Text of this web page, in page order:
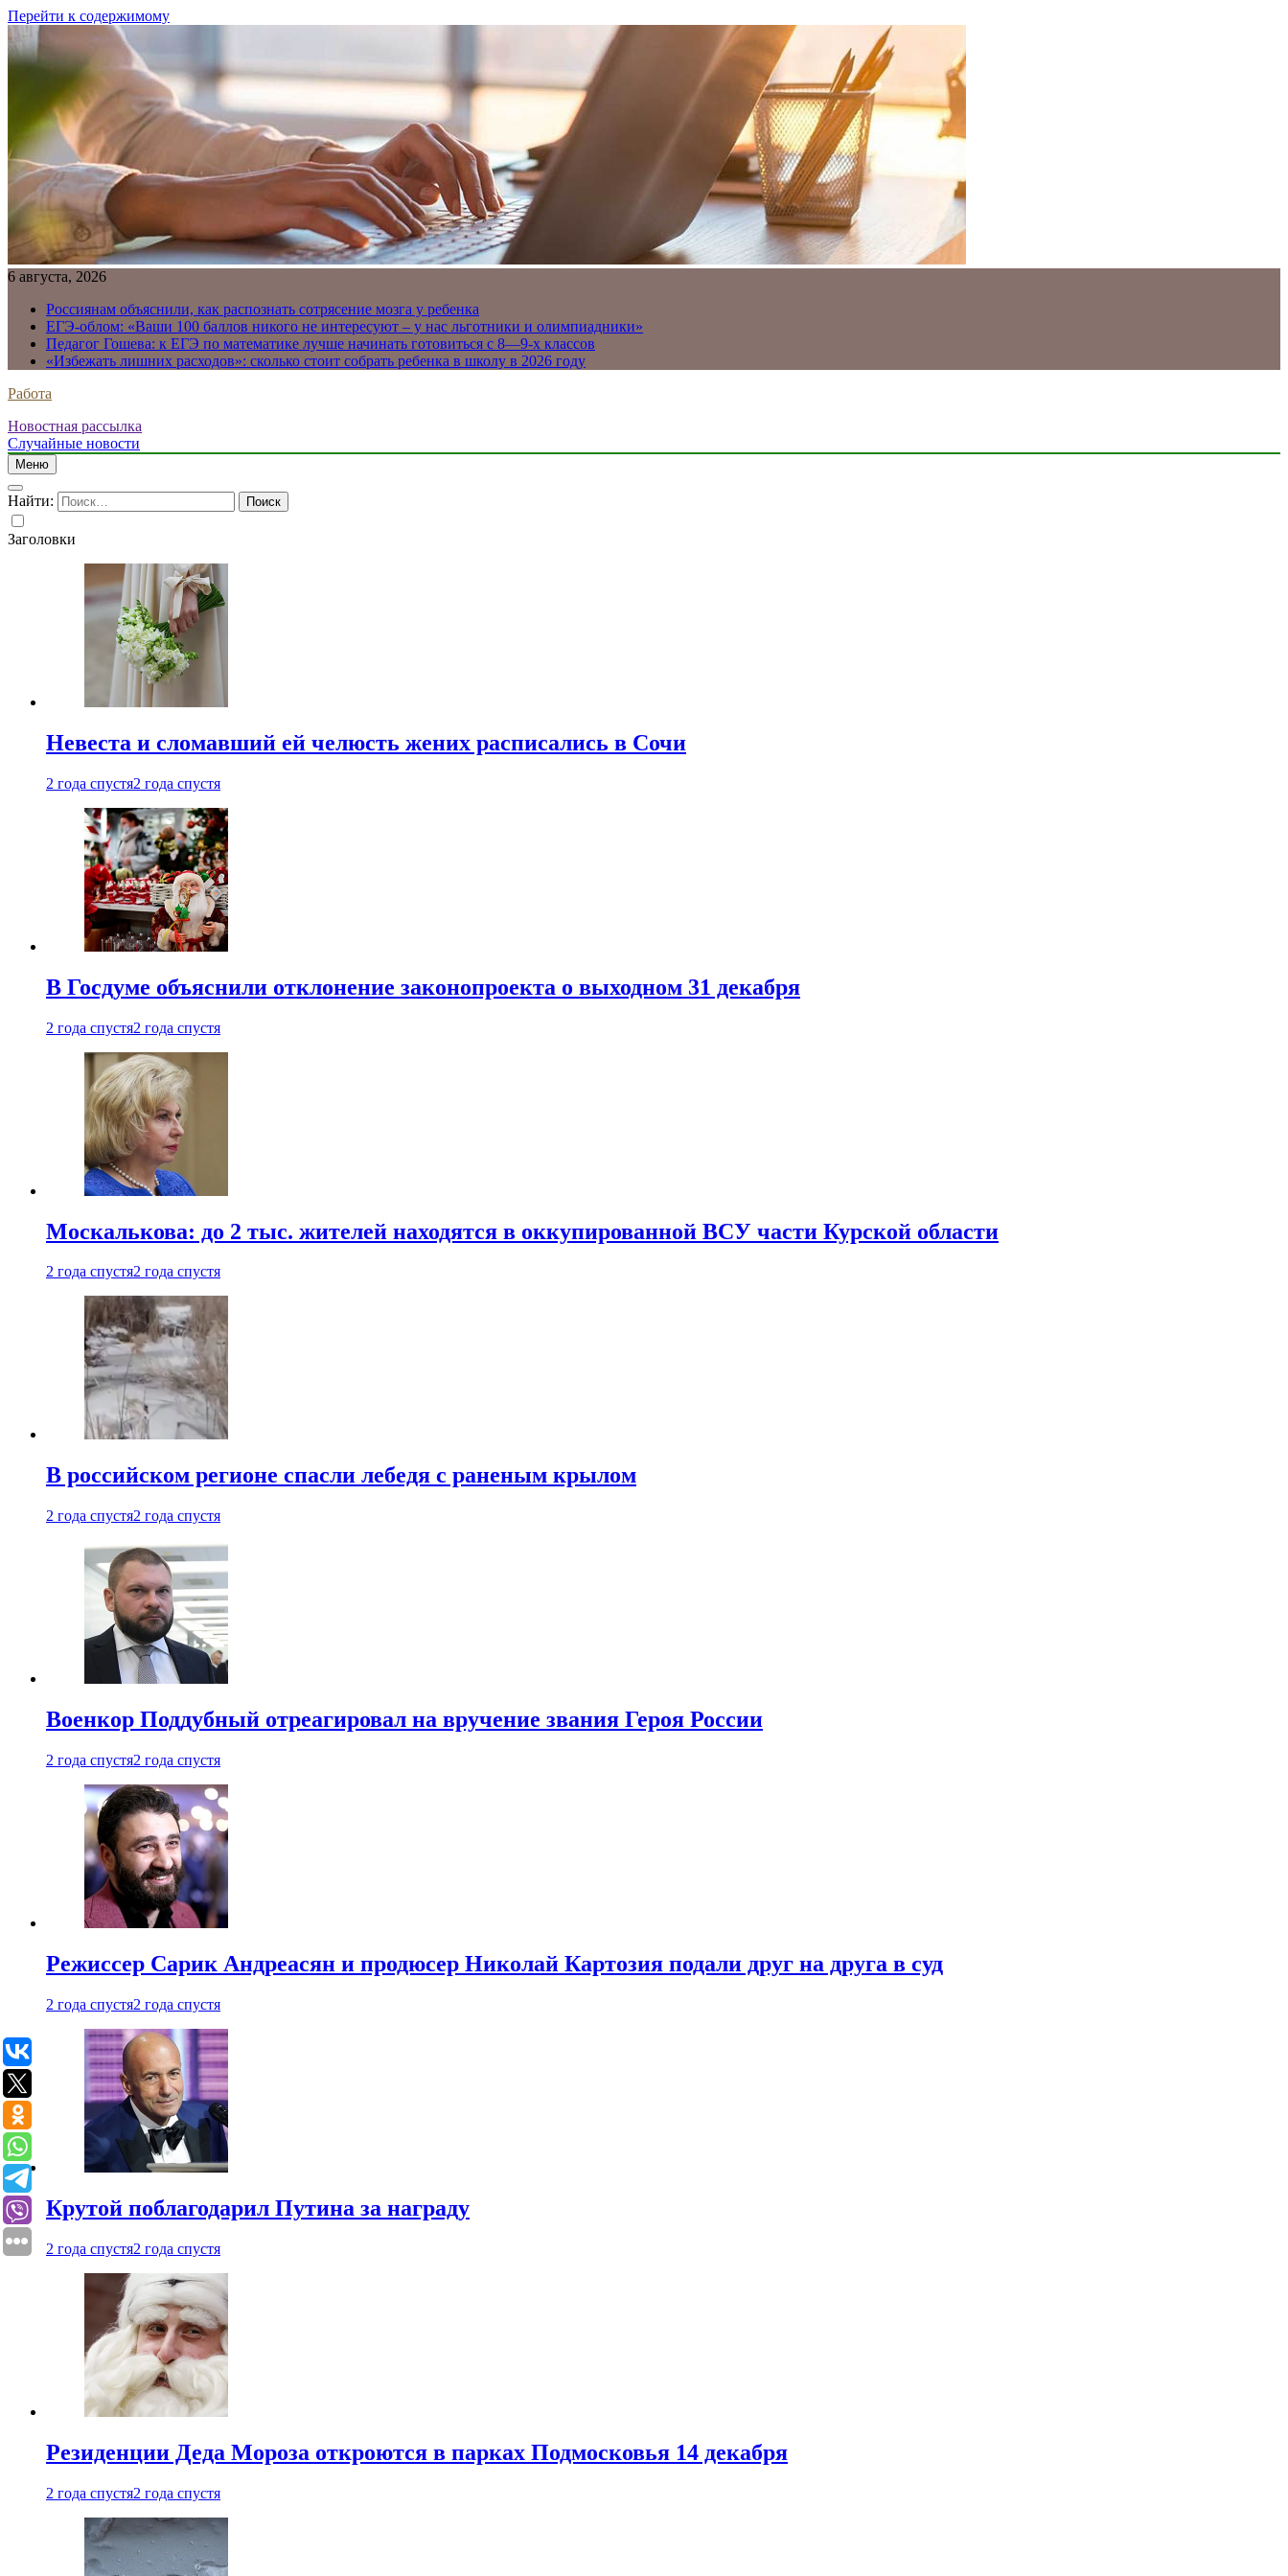
Перейти к содержимому
6 августа, 2026
Россиянам объяснили, как распознать сотрясение мозга у ребенка
ЕГЭ-облом: «Ваши 100 баллов никого не интересуют – у нас льготники и олимпиадники»
Педагог Гошева: к ЕГЭ по математике лучше начинать готовиться с 8—9-х классов
«Избежать лишних расходов»: сколько стоит собрать ребенка в школу в 2026 году
Работа
Новостная рассылка
Случайные новости
Меню
Найти:
Заголовки
Невеста и сломавший ей челюсть жених расписались в Сочи
2 года спустя2 года спустя
В Госдуме объяснили отклонение законопроекта о выходном 31 декабря
2 года спустя2 года спустя
Москалькова: до 2 тыс. жителей находятся в оккупированной ВСУ части Курской области
2 года спустя2 года спустя
В российском регионе спасли лебедя с раненым крылом
2 года спустя2 года спустя
Военкор Поддубный отреагировал на вручение звания Героя России
2 года спустя2 года спустя
Режиссер Сарик Андреасян и продюсер Николай Картозия подали друг на друга в суд
2 года спустя2 года спустя
Крутой поблагодарил Путина за награду
2 года спустя2 года спустя
Резиденции Деда Мороза откроются в парках Подмосковья 14 декабря
2 года спустя2 года спустя